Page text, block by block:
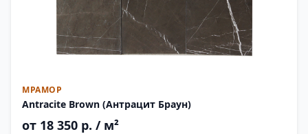
МРАМОР
Antracite Brown (Антрацит Браун)
от 18 350 р. / м²